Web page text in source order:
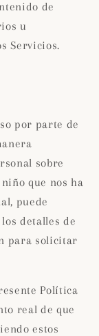
de
u
Servicios.
por parte de
sobre
que nos ha
puede
detalles de
para solicitar
Política
real de que
estos